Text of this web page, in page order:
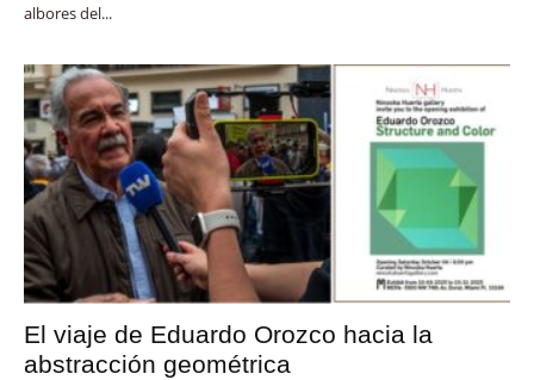
albores del...
El viaje de Eduardo Orozco hacia la
abstracción geométrica